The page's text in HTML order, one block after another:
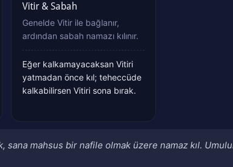
Vitir & Sabah
Genelde Vitir ile bağlanır,
ardından sabah namazı kılınır.
Eğer kalkamayacaksan Vitiri
yatmadan önce kıl; teheccüde
kalkabilirsen Vitiri sona bırak.
sana mahsus bir nafile olmak üzere namaz kıl.